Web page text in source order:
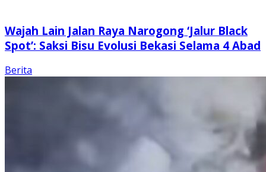
Wajah Lain Jalan Raya Narogong ‘Jalur Black
Spot’: Saksi Bisu Evolusi Bekasi Selama 4 Abad
Berita